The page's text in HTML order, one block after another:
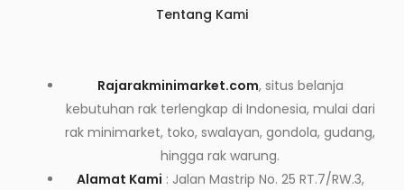
Tentang Kami
Rajarakminimarket.com, situs belanja
kebutuhan rak terlengkap di Indonesia, mulai dari
rak minimarket, toko, swalayan, gondola, gudang,
hingga rak warung.
Alamat Kami : Jalan Mastrip No. 25 RT.7/RW.3,